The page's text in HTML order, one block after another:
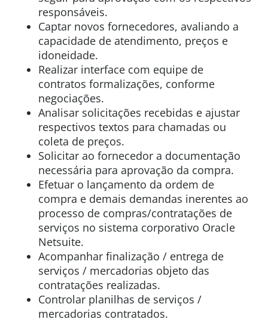
responsáveis.
Captar novos fornecedores, avaliando a
capacidade de atendimento, preços e
idoneidade.
Realizar interface com equipe de
contratos formalizações, conforme
negociações.
Analisar solicitações recebidas e ajustar
respectivos textos para chamadas ou
coleta de preços.
Solicitar ao fornecedor a documentação
necessária para aprovação da compra.
Efetuar o lançamento da ordem de
compra e demais demandas inerentes ao
processo de compras/contratações de
serviços no sistema corporativo Oracle
Netsuite.
Acompanhar finalização / entrega de
serviços / mercadorias objeto das
contratações realizadas.
Controlar planilhas de serviços /
mercadorias contratados.